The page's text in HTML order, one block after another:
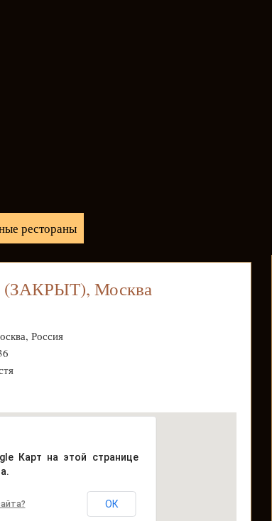
рестораны
(ЗАКРЫТ), Москва
Россия
Карт на этой странице
ОК